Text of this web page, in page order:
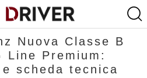
Nuova Classe B
Line Premium:
scheda tecnica